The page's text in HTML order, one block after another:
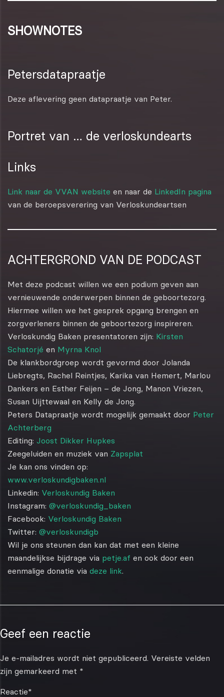
SHOWNOTES
Petersdatapraatje
Deze aflevering geen datapraatje van Peter.
Portret van … de verloskundearts
Links
Link naar de VVAN website en naar de LinkedIn pagina
van de beroepsverering van Verloskundeartsen
ACHTERGROND VAN DE PODCAST
Met deze podcast willen we een podium geven aan
vernieuwende onderwerpen binnen de geboortezorg.
Hiermee willen we het gesprek opgang brengen en
zorgverleners binnen de geboortezorg inspireren.
Verloskundig Baken presentatoren zijn: Kirsten
Schatorjé en Myrna Knol
De klankbordgroep wordt gevormd door Jolanda
Liebregts, Rachel Reintjes, Karika van Hemert, Marlou
Dankers en Esther Feijen – de Jong, Manon Vriezen,
Susan Uijttewaal en Kelly de Jong.
Peters Datapraatje wordt mogelijk gemaakt door Peter
Achterberg
Editing: Joost Dikker Hupkes
Zeegeluiden en muziek van Zapsplat
Je kan ons vinden op:
www.verloskundigbaken.nl
Linkedin: Verloskundig Baken
Instagram: @verloskundig_baken
Facebook: Verloskundig Baken
Twitter: @verloskundigb
Wil je ons steunen dan kan dat met een kleine
maandelijkse bijdrage via petje.af en ook door een
eenmalige donatie via deze link.
Geef een reactie
Je e-mailadres wordt niet gepubliceerd. Vereiste velden
zijn gemarkeerd met *
Reactie*